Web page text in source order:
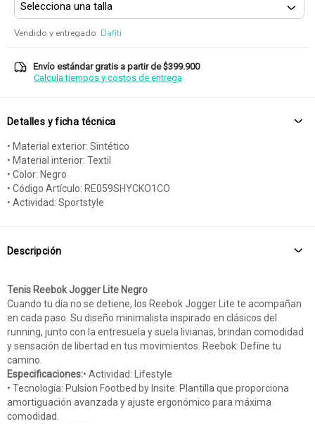
Vendido y entregado: Dafiti
Envío estándar gratis a partir de $399.900
Calcula tiempos y costos de entrega
Detalles y ficha técnica
• Material exterior: Sintético
• Material interior: Textil
• Color: Negro
• Código Artículo: RE059SHYCKO1CO
• Actividad: Sportstyle
Descripción
Tenis Reebok Jogger Lite Negro
Cuando tu día no se detiene, los Reebok Jogger Lite te acompañan
en cada paso. Su diseño minimalista inspirado en clásicos del
running, junto con la entresuela y suela livianas, brindan comodidad
y sensación de libertad en tus movimientos. Reebok: Defíne tu
camino.
Especificaciones:• Actividad: Lifestyle
• Tecnología: Pulsion Footbed by Insite: Plantilla que proporciona
amortiguación avanzada y ajuste ergonómico para máxima
comodidad.